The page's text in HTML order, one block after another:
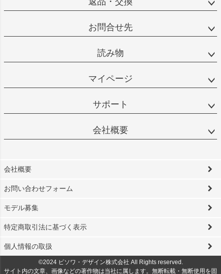
お問合せ先
読み物
マイページ
サポート
会社概要
会社概要
お問い合わせフォーム
モデル募集
特定商取引法に基づく表示
個人情報の取扱
©2024 ビソワ・デザイン株式会社 All Rights reserved.
サイト内の文章、画像などの著作物は当社に属します。無断転載・無断使用を固